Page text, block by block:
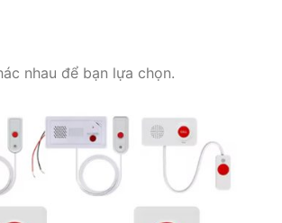
nhau để bạn lựa chọn.